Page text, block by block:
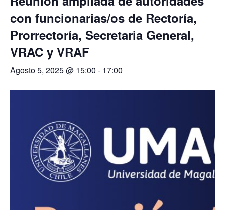
con funcionarias/os de Rectoría,
Prorrectoría, Secretaria General,
VRAC y VRAF
Agosto 5, 2025 @ 15:00 - 17:00